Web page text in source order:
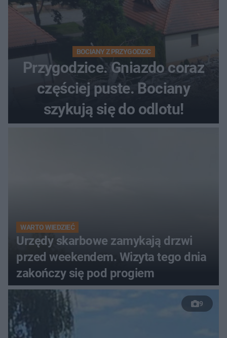
BOCIANY Z PRZYGODZIC
Przygodzice. Gniazdo coraz
częściej puste. Bociany
szykują się do odlotu!
WARTO WIEDZIEĆ
Urzędy skarbowe zamykają drzwi
przed weekendem. Wizyta tego dnia
zakończy się pod progiem
9